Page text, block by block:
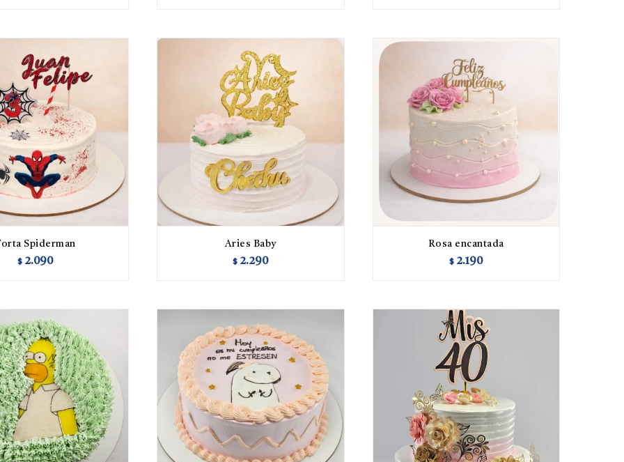
Spiderman
$ 2.090
Aries Baby
$ 2.290
Rosa encantada
$ 2.190